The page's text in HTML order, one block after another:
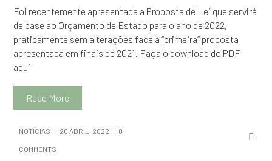
Foi recentemente apresentada a Proposta de Lei que servirá
de base ao Orçamento de Estado para o ano de 2022,
praticamente sem alterações face à “primeira” proposta
apresentada em finais de 2021. Faça o download do PDF
aqui
Read More
NOTÍCIAS 20 ABRIL, 2022 0
COMMENTS